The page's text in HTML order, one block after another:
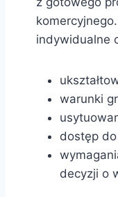
indywidualne
warunki
dostęp
decyzji o